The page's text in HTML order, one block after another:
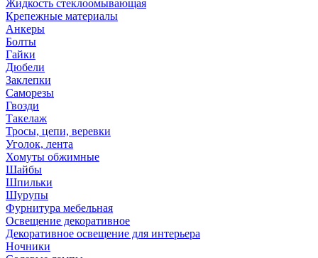
Жидкость стеклоомывающая
Крепежные материалы
Анкеры
Болты
Гайки
Дюбели
Заклепки
Саморезы
Гвозди
Такелаж
Тросы, цепи, веревки
Уголок, лента
Хомуты обжимные
Шайбы
Шпильки
Шурупы
Фурнитура мебельная
Освещение декоративное
Декоративное освещение для интерьера
Ночники